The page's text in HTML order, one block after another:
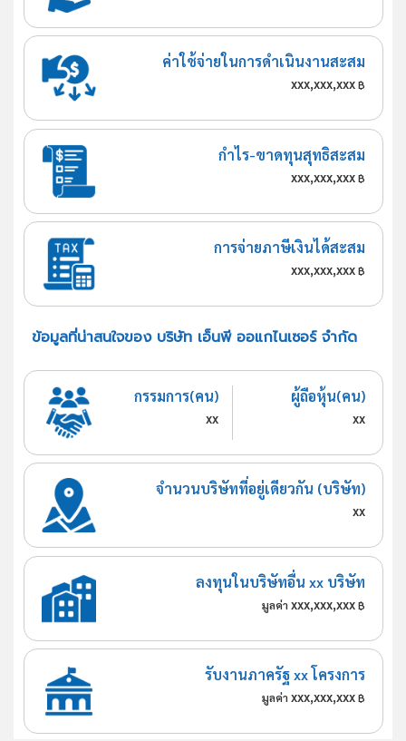
ค่าใช้จ่ายในการดำเนินงานสะสม
xxx,xxx,xxx฿
กำไร-ขาดทุนสุทธิสะสม
xxx,xxx,xxx฿
การจ่ายภาษีเงินได้สะสม
xxx,xxx,xxx฿
ข้อมูลที่น่าสนใจของ บริษัท เอ็นพี ออแกไนเซอร์ จำกัด
กรรมการ(คน)
xx
ผู้ถือหุ้น(คน)
xx
จำนวนบริษัทที่อยู่เดียวกัน (บริษัท)
xx
ลงทุนในบริษัทอื่น xx บริษัท
มูลค่า xxx,xxx,xxx ฿
รับงานภาครัฐ xx โครงการ
มูลค่า xxx,xxx,xxx ฿